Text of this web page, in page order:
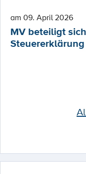
am 09. April 2026
MV beteiligt